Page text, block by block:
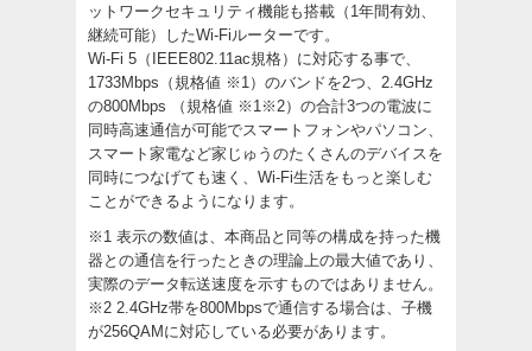
ットワークセキュリティ機能も搭載（1年間有効、
継続可能）したWi-Fiルーターです。
Wi-Fi 5（IEEE802.11ac規格）に対応する事で、
1733Mbps（規格値 ※1）のバンドを2つ、2.4GHz
の800Mbps （規格値 ※1※2）の合計3つの電波に
同時高速通信が可能でスマートフォンやパソコン、
スマート家電など家じゅうのたくさんのデバイスを
同時につなげても速く、Wi-Fi生活をもっと楽しむ
ことができるようになります。
※1 表示の数値は、本商品と同等の構成を持った機
器との通信を行ったときの理論上の最大値であり、
実際のデータ転送速度を示すものではありません。
※2 2.4GHz帯を800Mbpsで通信する場合は、子機
が256QAMに対応している必要があります。